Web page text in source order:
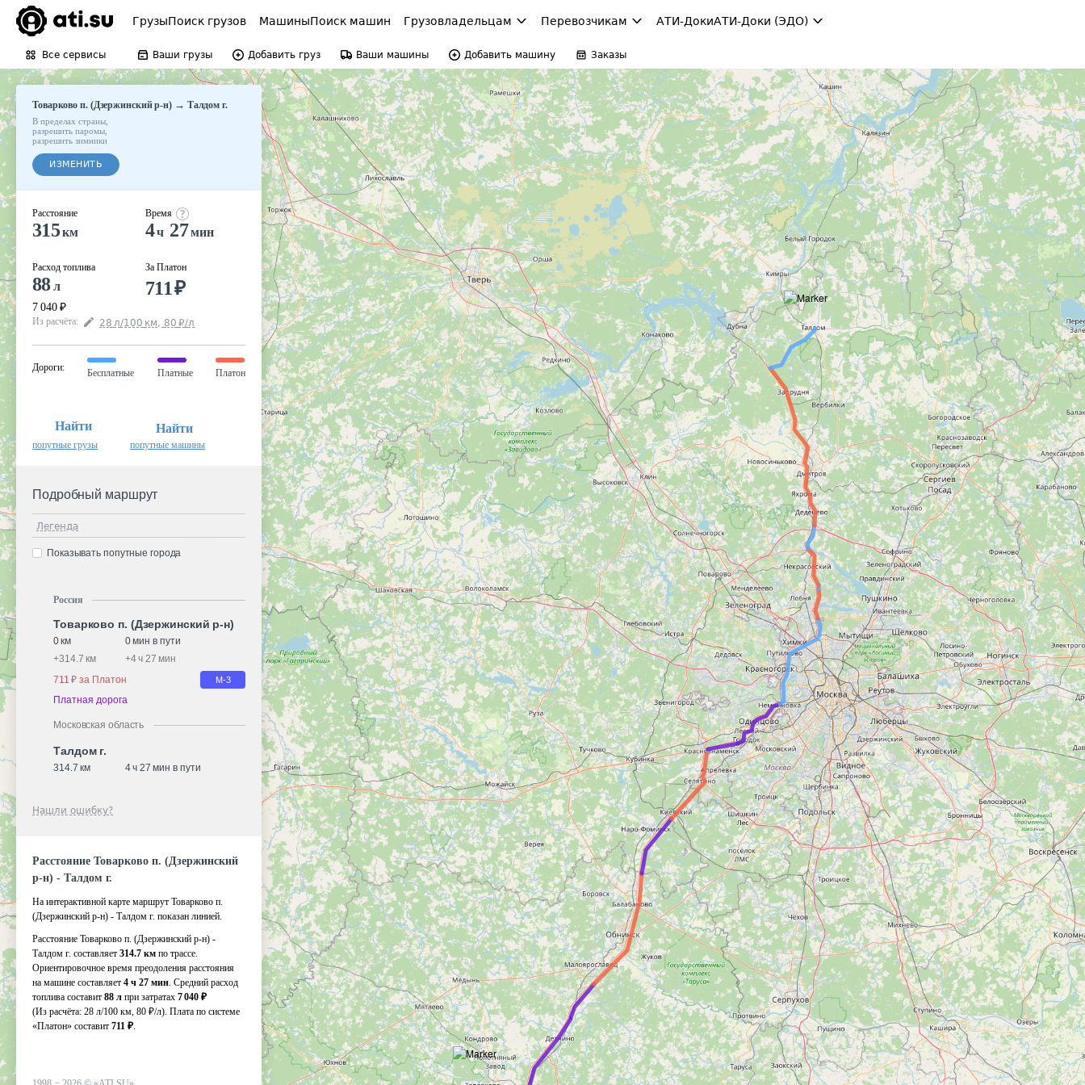
ГрузыПоиск грузов МашиныПоиск машин Грузовладельцам Перевозчикам АТИ-ДокиАТИ-Доки (ЭДО)
Все сервисы Ваши грузы Добавить груз Ваши машины Добавить машину Заказы
Товарково п. (Дзержинский р-н) → Талдом г.
В пределах страны
разрешить паромы
разрешить зимники
ИЗМЕНИТЬ
Расстояние
315км
Расход топлива
88л
7 040 ₽
Время
4ч 27мин
За Платон
711₽
Из расчёта: 28 л/100 км, 80 ₽/л
Дороги:
Бесплатные Платные Платон
Найти
попутные грузы
Найти
попутные машины
Подробный маршрут
Легенда
Показывать попутные города
Россия
Товарково п. (Дзержинский р-н)
0 км
0 мин в пути
+314.7 км +4 ч 27 мин
711 ₽ за Платон
М-3
Платная дорога
Московская область
Талдом г.
314.7 км 4 ч 27 мин в пути
Нашли ошибку?
Расстояние Товарково п. (Дзержинский
р-н) - Талдом г.
На интерактивной карте маршрут Товарково п.
(Дзержинский р-н) - Талдом г. показан линией.
Расстояние Товарково п. (Дзержинский р-н) -
Талдом г. составляет 314.7 км по трассе.
Ориентировочное время преодоления расстояния
на машине составляет 4 ч 27 мин. Средний расход
топлива составит 88 л при затратах 7 040 ₽
(Из расчёта: 28 л/100 км, 80 ₽/л). Плата по системе
«Платон» составит 711 ₽.